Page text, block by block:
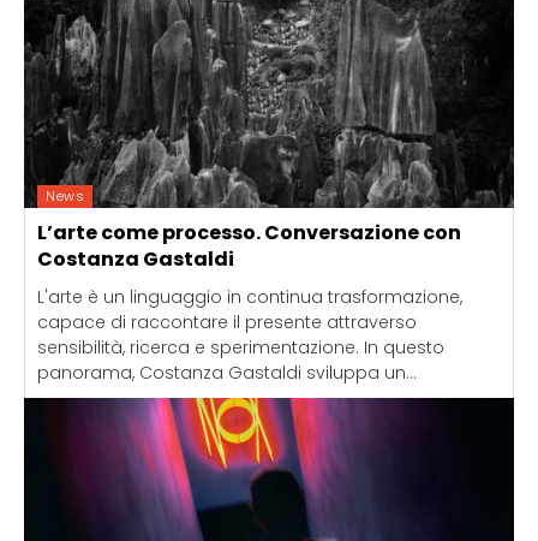
News
L’arte come processo. Conversazione con
Costanza Gastaldi
L'arte è un linguaggio in continua trasformazione,
capace di raccontare il presente attraverso
sensibilità, ricerca e sperimentazione. In questo
panorama, Costanza Gastaldi sviluppa un...